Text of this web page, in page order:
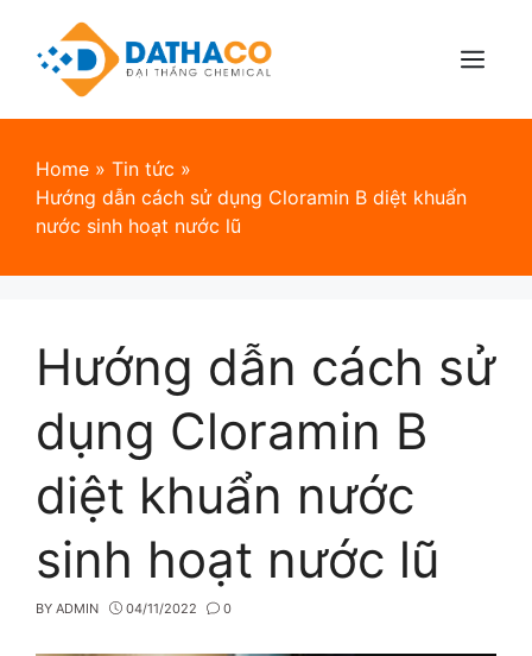
content
Menu
Home » Tin tức »
Hướng dẫn cách sử dụng Cloramin B diệt khuẩn
nước sinh hoạt nước lũ
Hướng dẫn cách sử
dụng Cloramin B
diệt khuẩn nước
sinh hoạt nước lũ
BY ADMIN 04/11/2022 0